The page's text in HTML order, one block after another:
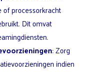
of processorkracht
Dit omvat
: Zorg
indien